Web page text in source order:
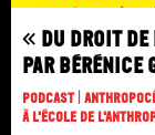
« Du droit de
par Bérénice
Podcast |
À L'école De